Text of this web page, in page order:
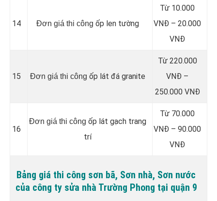
14 Đơn giá thi công ốp len tường
Từ 10.000
VNĐ – 20.000
VNĐ
15 Đơn giá thi công ốp lát đá granite
Từ 220.000
VNĐ –
250.000 VNĐ
16
Đơn giá thi công ốp lát gạch trang
trí
Từ 70.000
VNĐ – 90.000
VNĐ
Bảng giá thi công sơn bã, Sơn nhà, Sơn nước
của công ty sửa nhà Trường Phong tại quận 9